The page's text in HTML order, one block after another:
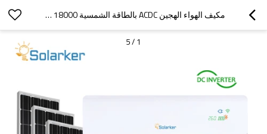
مكيف الهواء الهجين ACDC بالطاقة الشمسية 18000 وحدة حرارية بريطانية 1.5 طن R32 / R410A أوروبا
1
/
5